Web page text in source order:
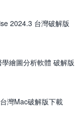
2024.3 台灣破解版
繪圖分析軟體 破解版
灣Mac破解版下載